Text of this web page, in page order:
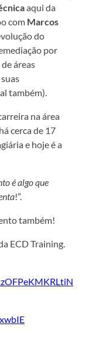
aqui da
com Marcos
do
por
áreas
também).
na área
cerca de 17
e hoje é a
é algo que
!”.
também!
ECD Training.